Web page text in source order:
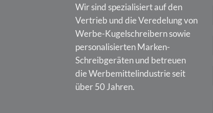
Wir sind spezialisiert auf den
Vertrieb und die Veredelung von
Werbe-Kugelschreibern sowie
personalisierten Marken-
Schreibgeräten und betreuen
die Werbemittelindustrie seit
über 50 Jahren.